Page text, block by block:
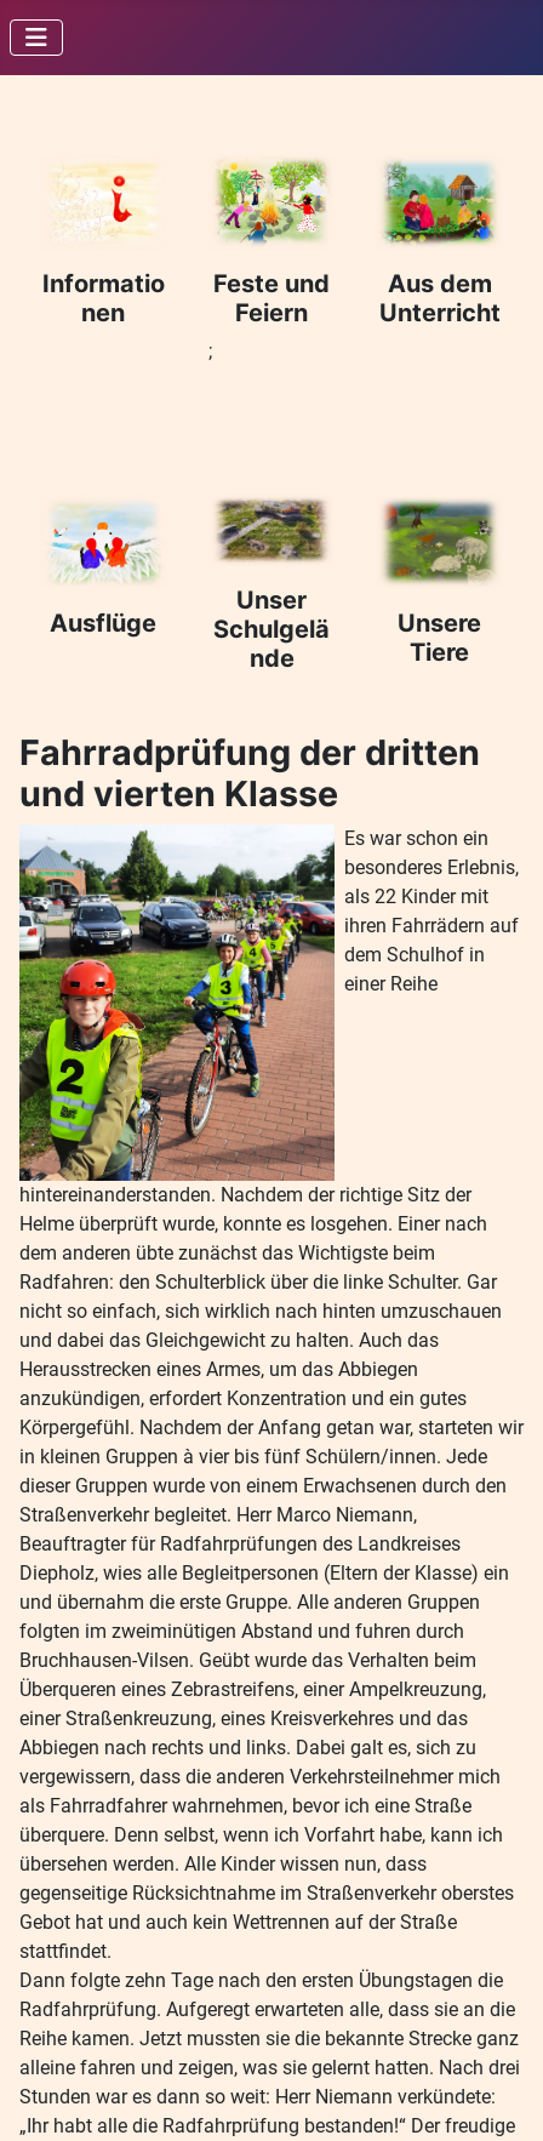
Informatio
nen
Feste und
Feiern
;
Aus dem
Unterricht
Ausflüge
Unser
Schulgelä
nde
Unsere
Tiere
Fahrradprüfung der dritten
und vierten Klasse
Es war schon ein
besonderes Erlebnis,
als 22 Kinder mit
ihren Fahrrädern auf
dem Schulhof in
einer Reihe
hintereinanderstanden. Nachdem der richtige Sitz der
Helme überprüft wurde, konnte es losgehen. Einer nach
dem anderen übte zunächst das Wichtigste beim
Radfahren: den Schulterblick über die linke Schulter. Gar
nicht so einfach, sich wirklich nach hinten umzuschauen
und dabei das Gleichgewicht zu halten. Auch das
Herausstrecken eines Armes, um das Abbiegen
anzukündigen, erfordert Konzentration und ein gutes
Körpergefühl. Nachdem der Anfang getan war, starteten wir
in kleinen Gruppen à vier bis fünf Schülern/innen. Jede
dieser Gruppen wurde von einem Erwachsenen durch den
Straßenverkehr begleitet. Herr Marco Niemann,
Beauftragter für Radfahrprüfungen des Landkreises
Diepholz, wies alle Begleitpersonen (Eltern der Klasse) ein
und übernahm die erste Gruppe. Alle anderen Gruppen
folgten im zweiminütigen Abstand und fuhren durch
Bruchhausen-Vilsen. Geübt wurde das Verhalten beim
Überqueren eines Zebrastreifens, einer Ampelkreuzung,
einer Straßenkreuzung, eines Kreisverkehres und das
Abbiegen nach rechts und links. Dabei galt es, sich zu
vergewissern, dass die anderen Verkehrsteilnehmer mich
als Fahrradfahrer wahrnehmen, bevor ich eine Straße
überquere. Denn selbst, wenn ich Vorfahrt habe, kann ich
übersehen werden. Alle Kinder wissen nun, dass
gegenseitige Rücksichtnahme im Straßenverkehr oberstes
Gebot hat und auch kein Wettrennen auf der Straße
stattfindet.
Dann folgte zehn Tage nach den ersten Übungstagen die
Radfahrprüfung. Aufgeregt erwarteten alle, dass sie an die
Reihe kamen. Jetzt mussten sie die bekannte Strecke ganz
alleine fahren und zeigen, was sie gelernt hatten. Nach drei
Stunden war es dann so weit: Herr Niemann verkündete:
„Ihr habt alle die Radfahrprüfung bestanden!“ Der freudige